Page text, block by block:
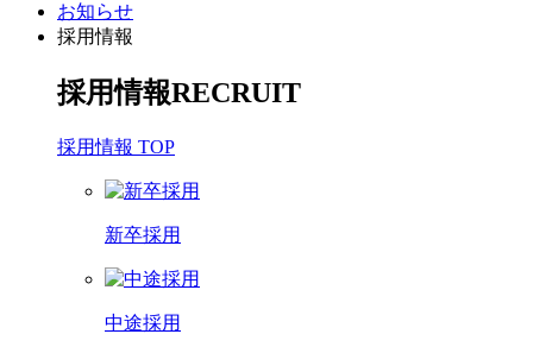
お知らせ
採用情報
採用情報RECRUIT
採用情報 TOP
新卒採用
中途採用